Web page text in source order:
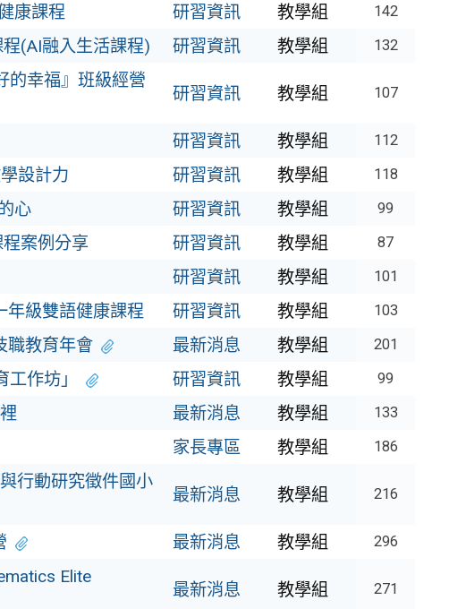
康課程 研習資訊 教學組 142
(AI融入生活課程) 研習資訊 教學組 132
的幸福』班級經營
研習資訊 教學組 107
研習資訊 教學組 112
設計力 研習資訊 教學組 118
心 研習資訊 教學組 99
案例分享 研習資訊 教學組 87
研習資訊 教學組 101
年級雙語健康課程 研習資訊 教學組 103
職教育年會 最新消息 教學組 201
作坊」 研習資訊 教學組 99
最新消息 教學組 133
家長專區 教學組 186
行動研究徵件國小
最新消息 教學組 216
最新消息 教學組 296
Elite
最新消息 教學組 271